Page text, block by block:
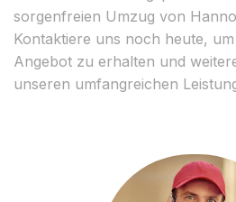
sorgenfreien Umzug von
Kontaktiere uns noch heute,
Angebot zu erhalten und
unseren umfangreichen